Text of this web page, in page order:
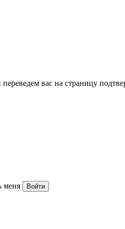
вас на страницу
меня Войти